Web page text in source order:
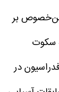
بر
سکوت
در